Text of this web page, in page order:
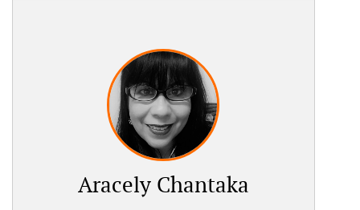
Aracely Chantaka